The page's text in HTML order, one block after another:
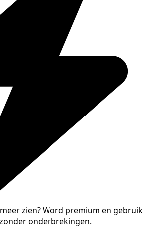
zien?Word premium en gebruik
onderbrekingen.